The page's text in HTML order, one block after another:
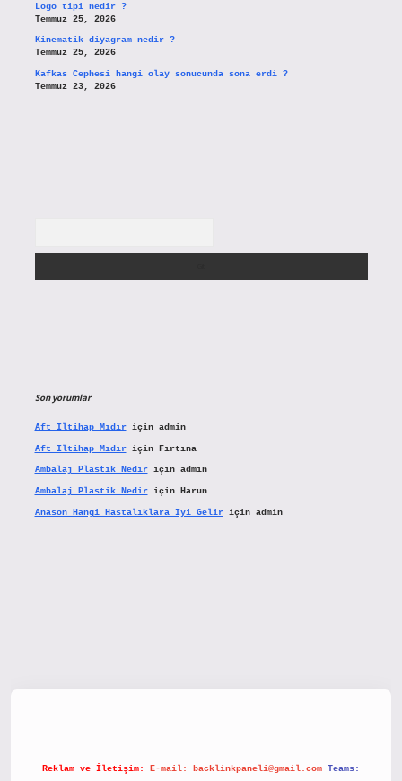
Logo tipi nedir ?
Temmuz 25, 2026
Kinematik diyagram nedir ?
Temmuz 25, 2026
Kafkas Cephesi hangi olay sonucunda sona erdi ?
Temmuz 23, 2026
Son yorumlar
Aft Iltihap Mıdıriçin admin
Aft Iltihap Mıdıriçin Fırtına
Ambalaj Plastik Nediriçin admin
Ambalaj Plastik Nediriçin Harun
Anason Hangi Hastalıklara Iyi Geliriçin admin
Reklam ve İletişim: E-mail: backlinkpaneli@gmail.com Teams: